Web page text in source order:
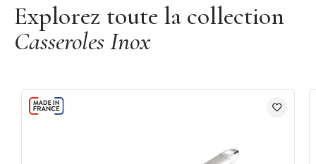
Explorez toute la collection
Casseroles Inox